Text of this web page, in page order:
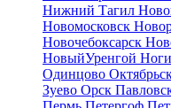
Нижний Тагил
Новомосковск
Новочебоксарск
НовыйУренгой
Одинцово
Зуево Орск